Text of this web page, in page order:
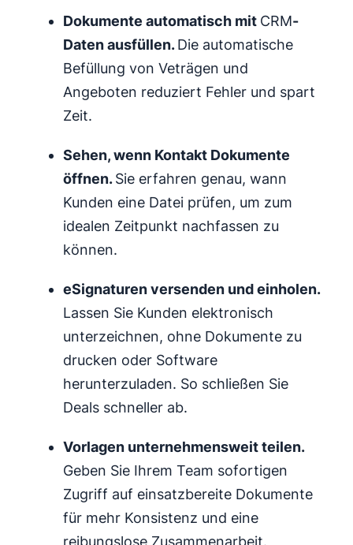
Dokumente automatisch mit CRM-
Daten ausfüllen.Die automatische
Befüllung von Veträgen und
Angeboten reduziert Fehler und spart
Zeit.
Sehen, wenn Kontakt Dokumente
öffnen.Sie erfahren genau, wann
Kunden eine Datei prüfen, um zum
idealen Zeitpunkt nachfassen zu
können.
eSignaturen versenden und einholen.
Lassen Sie Kunden elektronisch
unterzeichnen, ohne Dokumente zu
drucken oder Software
herunterzuladen. So schließen Sie
Deals schneller ab.
Vorlagen unternehmensweit teilen.
Geben Sie Ihrem Team sofortigen
Zugriff auf einsatzbereite Dokumente
für mehr Konsistenz und eine
reibungslose Zusammenarbeit.